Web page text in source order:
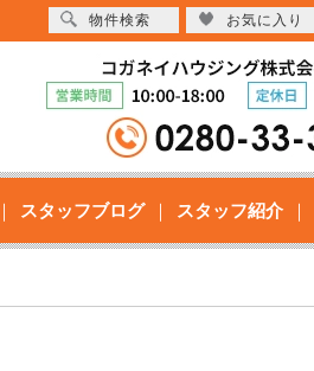
スタッフブログ スタッフ紹介
物件検索 お気に入り